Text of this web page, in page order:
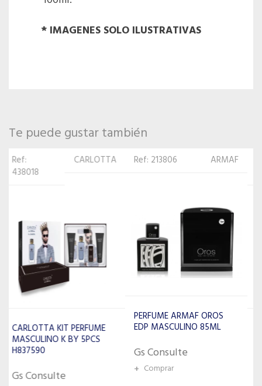
* IMAGENES SOLO ILUSTRATIVAS
Te puede gustar también
Ref: 213806 ARMAF
EDP MASCULINO 85ML
Gs Consulte
+ Comprar
Ref:
LATTAFA
PERFUME LATTAFA RAW
100ML
Gs Consulte